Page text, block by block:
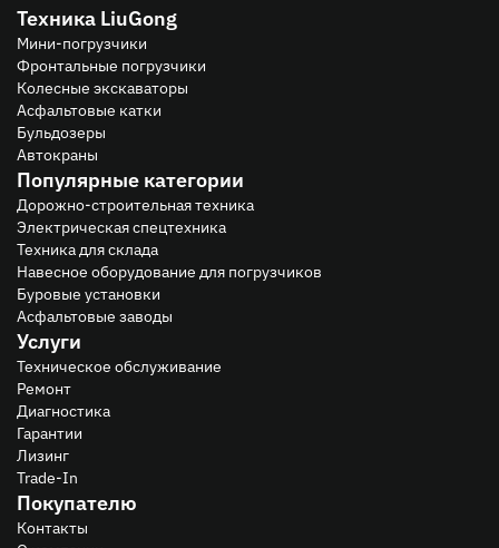
Техника LiuGong
Мини-погрузчики
Фронтальные погрузчики
Колесные экскаваторы
Асфальтовые катки
Бульдозеры
Автокраны
Популярные категории
Дорожно-строительная техника
Электрическая спецтехника
Техника для склада
Навесное оборудование для погрузчиков
Буровые установки
Асфальтовые заводы
Услуги
Техническое обслуживание
Ремонт
Диагностика
Гарантии
Лизинг
Trade-In
Покупателю
Контакты